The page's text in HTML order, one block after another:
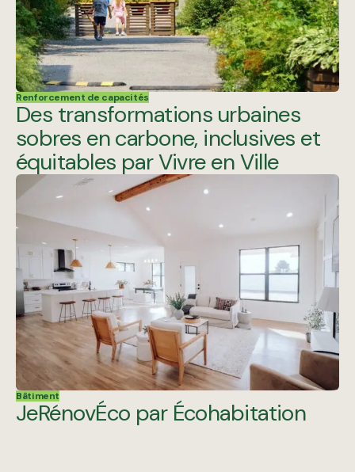
Renforcement de capacités
Des transformations urbaines
sobres en carbone, inclusives et
équitables par Vivre en Ville
Bâtiment
JeRénovÉco par Écohabitation